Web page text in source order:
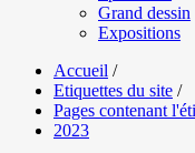
Grand dessin
Expositions
Accueil /
Etiquettes du site /
Pages contenant
2023